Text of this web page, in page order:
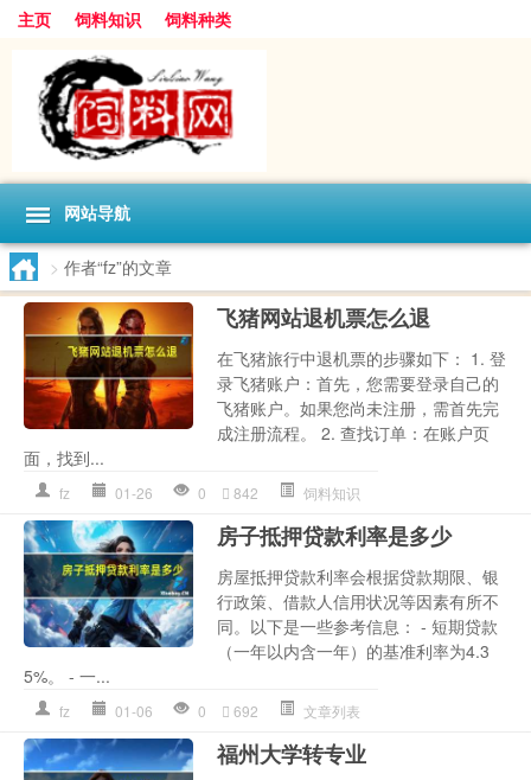
主页 饲料知识 饲料种类
网站导航
> 作者“fz”的文章
飞猪网站退机票怎么退
在飞猪旅行中退机票的步骤如下： 1. 登
录飞猪账户：首先，您需要登录自己的
飞猪账户。如果您尚未注册，需首先完
成注册流程。 2. 查找订单：在账户页
面，找到...
fz 01-26 0 842 饲料知识
房子抵押贷款利率是多少
房屋抵押贷款利率会根据贷款期限、银
行政策、借款人信用状况等因素有所不
同。以下是一些参考信息： - 短期贷款
（一年以内含一年）的基准利率为4.3
5%。 - 一...
fz 01-06 0 692 文章列表
福州大学转专业